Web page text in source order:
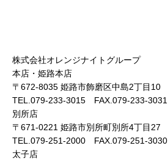
株式会社オレンジナイトグループ
本店・姫路本店
〒672-8035 姫路市飾磨区中島2丁目10
TEL.079-233-3015 FAX.079-233-3031
別所店
〒671-0221 姫路市別所町別所4丁目27
TEL.079-251-2000 FAX.079-251-3030
太子店